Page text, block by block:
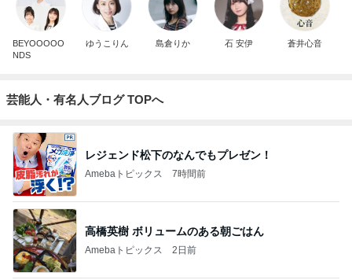
BEYOOOOO
NDS
ゆうこりん 島倉りか 石 安伊 蒼井心音
芸能人・有名人ブログ TOPへ
レジェンド松下のなんでもプレゼン！
Amebaトピックス 7時間前
高橋英樹 ボリュームのある朝ごはん
Amebaトピックス 2日前